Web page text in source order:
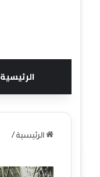
الرئيسية
الرئيسية /